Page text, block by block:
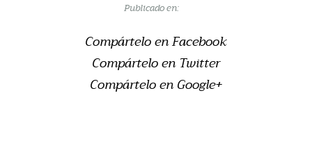
Publicado en:
Compártelo en Facebook
Compártelo en Twitter
Compártelo en Google+